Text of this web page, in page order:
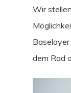
Wir
dem Rad